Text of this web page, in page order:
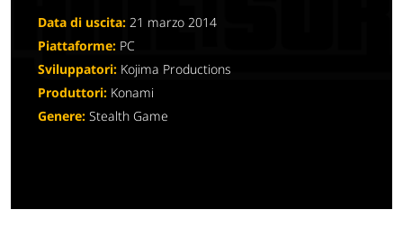
Data di uscita: 21 marzo 2014
Piattaforme: PC
Sviluppatori: Kojima Productions
Produttori: Konami
Genere: Stealth Game